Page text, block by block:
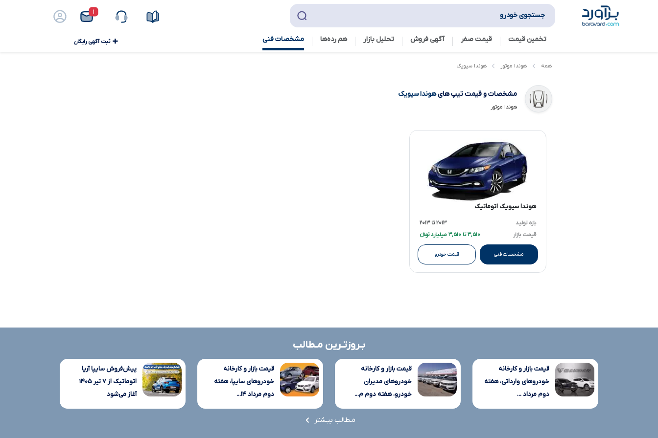
۱ جستجوی خودرو
تخمین قیمت قیمت صفر آگهی فروش تحلیل بازار هم رده‌ها‌ مشخصات فنی ثبت آگهی رایگان
همه هوندا موتور هوندا سیویک
مشخصات و قیمت تیپ هایهوندا سیویک
هوندا موتور
هوندا سیویک اتوماتیک
بازه تولید
۲۰۱۳ تا ۲۰۱۳
قیمت بازار
۳,۵۱۰ تا ۳,۵۱۰ میلیارد تومانءءء
مشخصات فنی قیمت خودرو
بـروزتـرین مـطالب
قیمت بازار و کارخانه
خودروهای وارداتی، هفته
دوم مرداد ...
قیمت بازار و کارخانه
خودروهای مدیران
خودرو، هفته دوم م...
قیمت بازار و کارخانه
خودروهای سایپا، هفته
دوم مرداد ۱۴...
پیش‌فروش سایپا آریا
اتوماتیک از ۷ تیر ۱۴۰۵
آغاز می‌شود
مـطالب بیـشتر